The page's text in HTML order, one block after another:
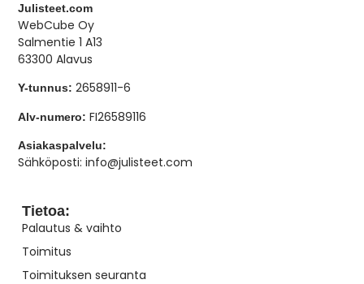
Tietoa:
Palautus & vaihto
Toimitus
Toimituksen seuranta
Julisteet.com
WebCube Oy
Salmentie 1 A13
63300 Alavus
Y-tunnus: 2658911-6
Alv-numero: FI26589116
Asiakaspalvelu:
Sähköposti: info@julisteet.com